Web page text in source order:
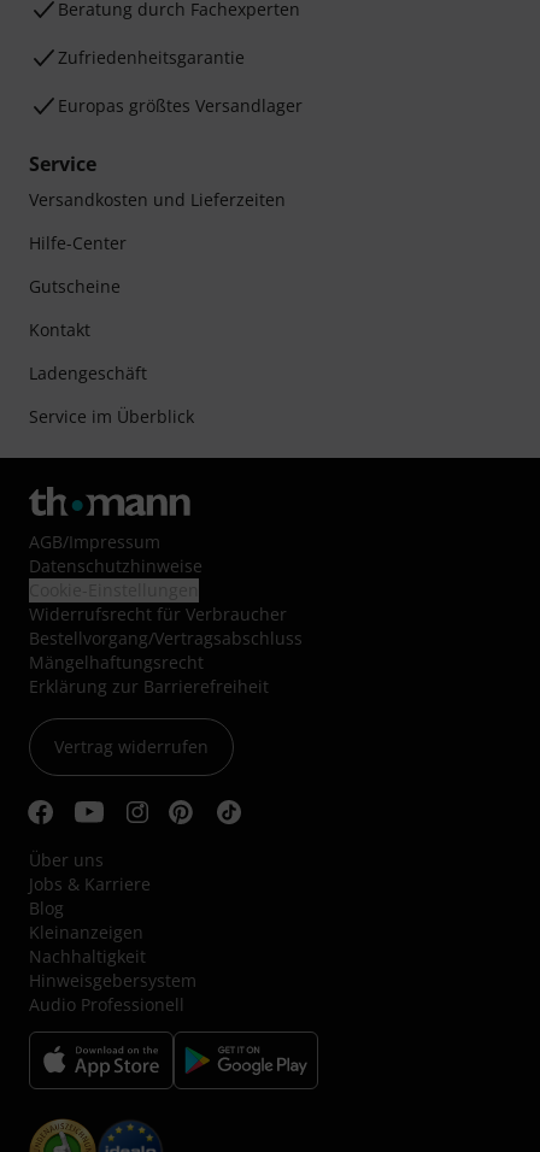
Beratung durch Fachexperten
Zufriedenheitsgarantie
Europas größtes Versandlager
Service
Versandkosten und Lieferzeiten
Hilfe-Center
Gutscheine
Kontakt
Ladengeschäft
Service im Überblick
AGB/Impressum
Datenschutzhinweise
Widerrufsrecht für Verbraucher
Bestellvorgang/Vertragsabschluss
Mängelhaftungsrecht
Erklärung zur Barrierefreiheit
Vertrag widerrufen
Über uns
Jobs & Karriere
Blog
Kleinanzeigen
Nachhaltigkeit
Hinweisgebersystem
Audio Professionell